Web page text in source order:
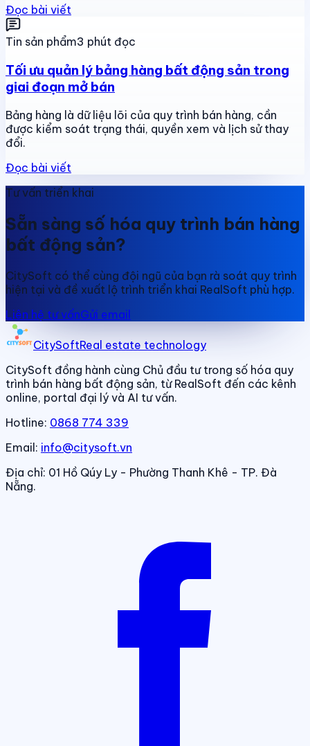
Đọc bài viết
Tin sản phẩm3 phút đọc
Tối ưu quản lý bảng hàng bất động sản trong
giai đoạn mở bán
Bảng hàng là dữ liệu lõi của quy trình bán hàng, cần
được kiểm soát trạng thái, quyền xem và lịch sử thay
đổi.
Đọc bài viết
Tư vấn triển khai
Sẵn sàng số hóa quy trình bán hàng
bất động sản?
CitySoft có thể cùng đội ngũ của bạn rà soát quy trình
hiện tại và đề xuất lộ trình triển khai RealSoft phù hợp.
Liên hệ tư vấnGửi email
CitySoftReal estate technology
CitySoft đồng hành cùng Chủ đầu tư trong số hóa quy
trình bán hàng bất động sản, từ RealSoft đến các kênh
online, portal đại lý và AI tư vấn.
Hotline: 0868 774 339
Email: info@citysoft.vn
Địa chỉ: 01 Hồ Qúy Ly - Phường Thanh Khê - TP. Đà
Nẵng.